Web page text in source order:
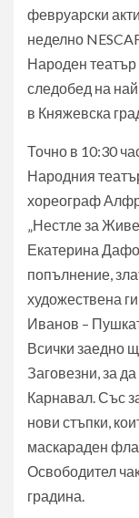
февруарски
неделно
Народен
следобед на
в Княжевска
Точно в 10:30
Народния
хореограф
„Нестле за
Екатерина
попълнение,
художествена
Иванов –
Всички заедно
Заговезни, за
Карнавал. Със
нови стъпки,
маскараден
Освободител
градина.